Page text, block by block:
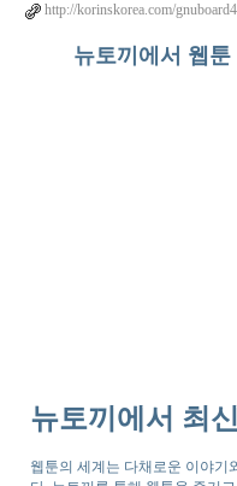
http://korinskorea.com/
뉴토끼에서 웹
뉴토끼에서 최
웹툰의 세계는 다채로운 이야기